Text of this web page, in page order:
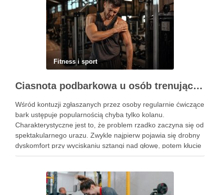
Fitness i sport
Ciasnota podbarkowa u osób trenujących – kiedy bark przestaje wybaczać błędy na siłowni
Wśród kontuzji zgłaszanych przez osoby regularnie ćwiczące
bark ustępuje popularnością chyba tylko kolanu.
Charakterystyczne jest to, że problem rzadko zaczyna się od
spektakularnego urazu. Zwykle najpierw pojawia się drobny
dyskomfort przy wyciskaniu sztangi nad głowę, potem kłucie
przy zakładaniu koszulki, a po kilku tygodniach ból budzi w